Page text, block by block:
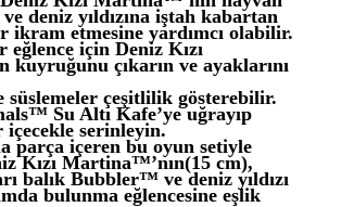
deniz yıldızına iştah kabartan
ikram etmesine yardımcı olabilir.
için Deniz Kızı
kuyruğunu çıkarın ve ayaklarını
süslemeler çeşitlilik gösterebilir.
Su Altı Kafe’ye uğrayıp
içecekle serinleyin.
parça içeren bu oyun setiyle
Kızı Martina™’nın(15 cm),
balık Bubbler™ ve deniz yıldızı
bulunma eğlencesine eşlik